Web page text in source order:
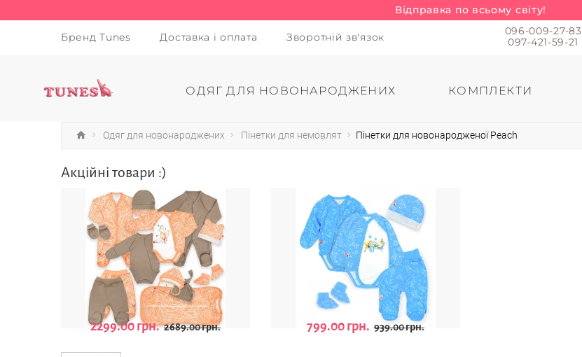
Відправка по всьому світу!
Бренд Tunes Доставка і оплата Зворотній зв'язок
096-009-27-83
097-421-59-21
ОДЯГ ДЛЯ НОВОНАРОДЖЕНИХ КОМПЛЕКТИ
Одяг для новонароджених Пінетки для немовлят Пінетки для новонародженої Peach
Акційні товари :)
2299.00 грн. 2689.00 грн. 799.00 грн. 939.00 грн.